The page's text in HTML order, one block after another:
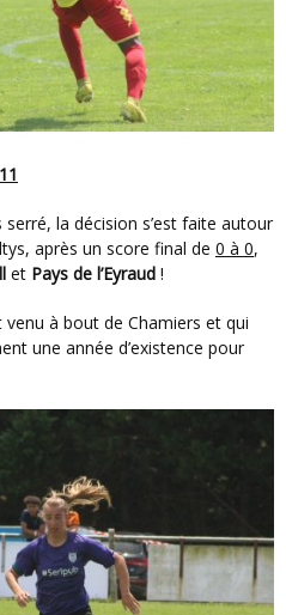
après un score final de 0 à 0,
et Pays de l’Eyraud !
venu à bout de Chamiers et qui
une année d’existence pour